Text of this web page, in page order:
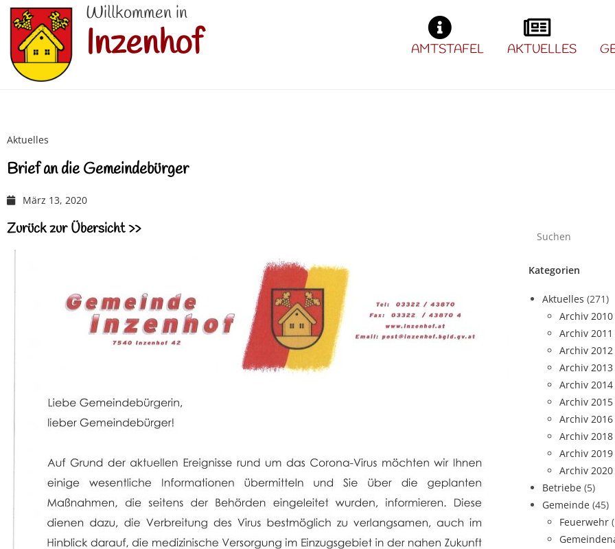
Willkommen in
Inzenhof AMTSTAFEL AKTUELLES
Aktuelles
Brief an die Gemeindebürger
März 13, 2020
Zurück zur Übersicht >>
Kategorien
Aktuelles (271)
Archiv 2010
Archiv 2011
Archiv 2012
Archiv 2013
Archiv 2014
Archiv 2015
Archiv 2016
Archiv 2018
Archiv 2019
Archiv 2020
Betriebe (5)
Gemeinde (45)
Feuerwehr